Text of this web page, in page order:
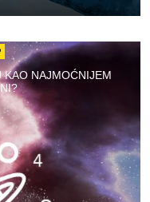
NAJMOĆNIJEM